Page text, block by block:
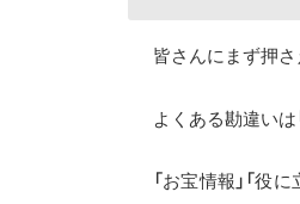
皆さんにまず押さ
よくある勘違いは
「お宝情報」「役